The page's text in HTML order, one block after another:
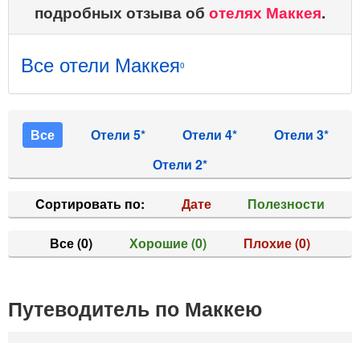
подробных отзыва об отелях Маккея.
Все отели Маккея0
Все Отели 5* Отели 4*
Отели 3*
Отели 2*
Cортировать по: Дате Полезности
Все(0) Хорошие(0) Плохие(0)
Путеводитель по Маккею